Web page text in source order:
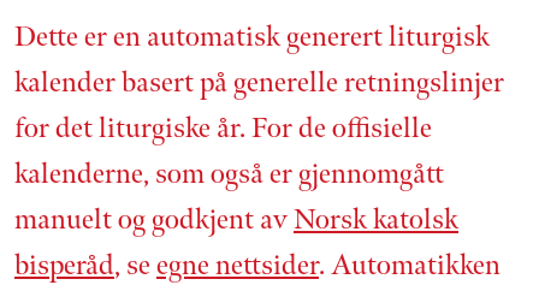
Dette er en automatisk generert liturgisk
kalender basert på generelle retnings­linjer
for det liturgiske år. For de offisielle
kalenderne, som også er gjennom­gått
manuelt og godkjent avNorsk katolsk
bisperåd, se egne nettsider. Automatikken